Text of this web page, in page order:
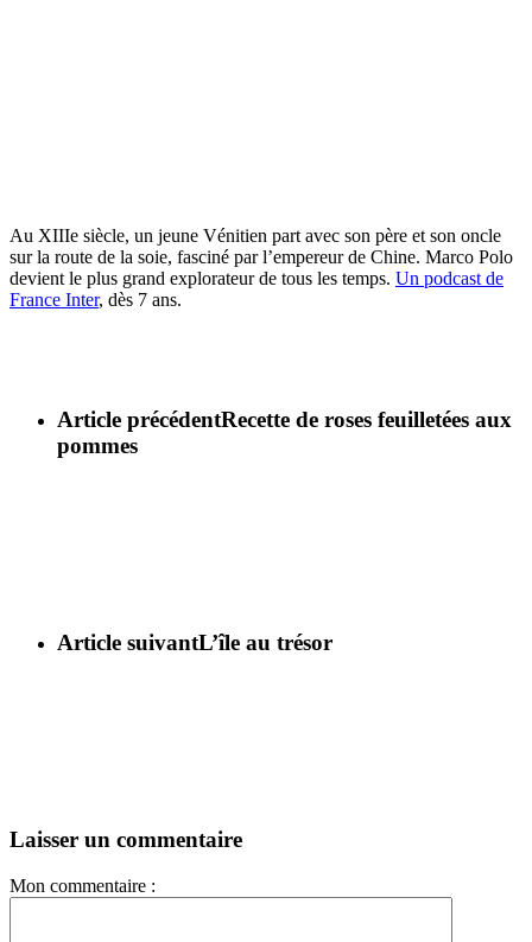
Au XIIIe siècle, un jeune Vénitien part avec son père et son oncle
sur la route de la soie, fasciné par l’empereur de Chine. Marco Polo
devient le plus grand explorateur de tous les temps. Un podcast de
France Inter, dès 7 ans.
Article précédentRecette de roses feuilletées aux
pommes
Article suivantL’île au trésor
Laisser un commentaire
Mon commentaire :